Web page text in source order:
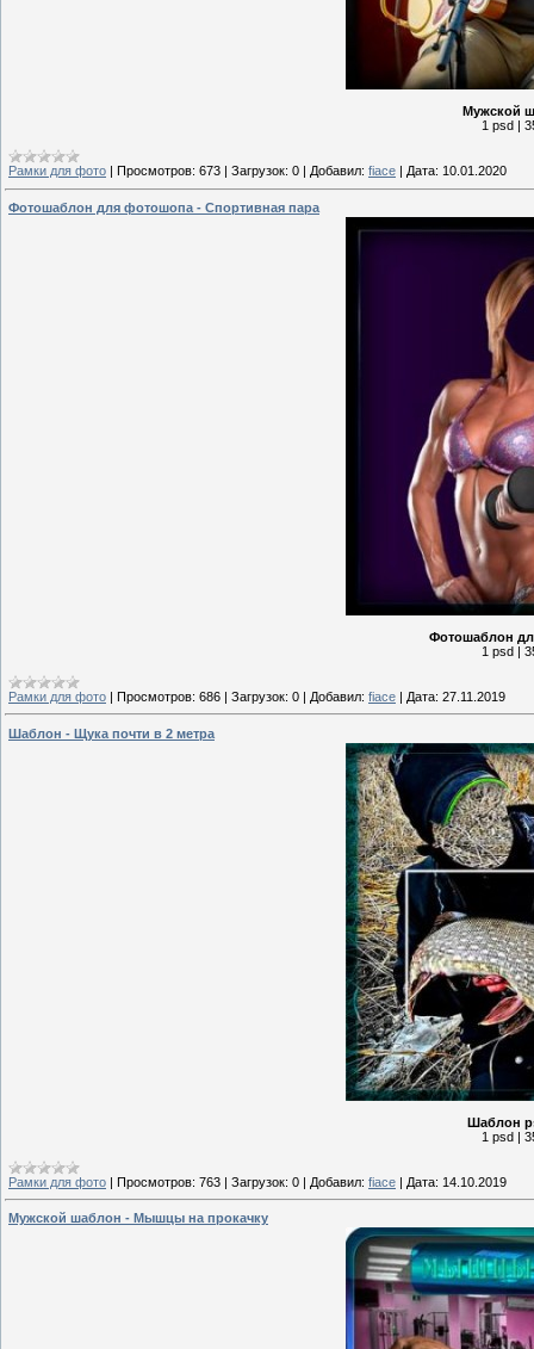
Мужской
1 psd |
Рамки для фото Просмотров: 673 Загрузок: 0 Добавил: fiace Дата: 10.01.2020
Фотошаблон для фотошопа - Спортивная пара
Фотошаблон
1 psd |
Рамки для фото | Просмотров: 686 | Загрузок: 0 | Добавил: fiace | Дата: 27.11.2019
Шаблон - Щука почти в 2 метра
Шаблон
1 psd |
Рамки для фото | Просмотров: 763 | Загрузок: 0 | Добавил: fiace | Дата: 14.10.2019
Мужской шаблон - Мышцы на прокачку